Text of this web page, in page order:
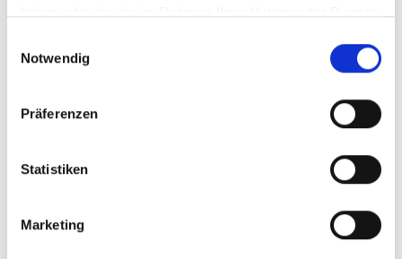
Notwendig
Präferenzen
Statistiken
Marketing
Video